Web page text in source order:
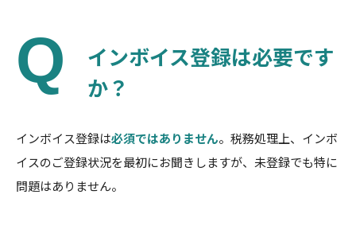
インボイス登録は必要です
か？
インボイス登録は必須ではありません。税務処理上、インボ
イスのご登録状況を最初にお聞きしますが、未登録でも特に
問題はありません。